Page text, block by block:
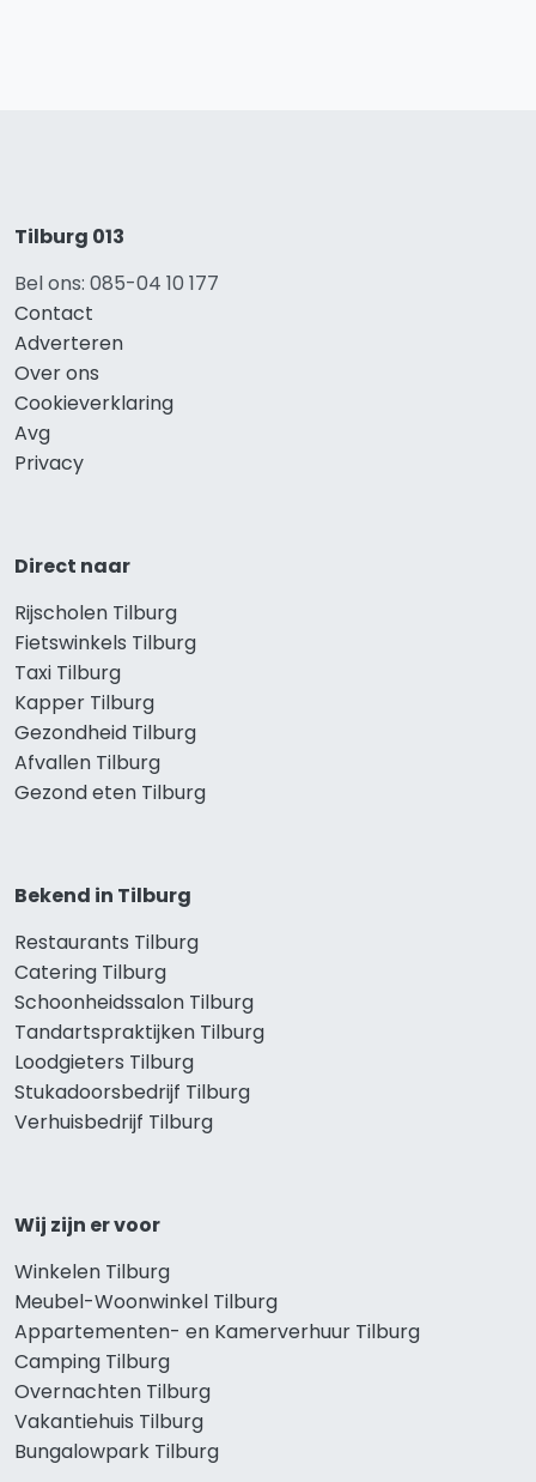
Tilburg 013
Bel ons: 085-04 10 177
Contact
Adverteren
Over ons
Cookieverklaring
Avg
Privacy
Direct naar
Rijscholen Tilburg
Fietswinkels Tilburg
Taxi Tilburg
Kapper Tilburg
Gezondheid Tilburg
Afvallen Tilburg
Gezond eten Tilburg
Bekend in Tilburg
Restaurants Tilburg
Catering Tilburg
Schoonheidssalon Tilburg
Tandartspraktijken Tilburg
Loodgieters Tilburg
Stukadoorsbedrijf Tilburg
Verhuisbedrijf Tilburg
Wij zijn er voor
Winkelen Tilburg
Meubel-Woonwinkel Tilburg
Appartementen- en Kamerverhuur Tilburg
Camping Tilburg
Overnachten Tilburg
Vakantiehuis Tilburg
Bungalowpark Tilburg